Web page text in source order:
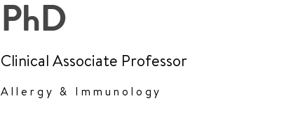
PhD
Clinical Associate Professor
Allergy & Immunology